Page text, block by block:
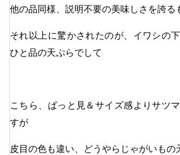
他の品同様、説明不要の美味しさを誇る
それ以上に驚かされたのが、イワシの
ひと品の天ぷらでして
こちら、ぱっと見＆サイズ感よりサツ
すが
皮目の色も違い、どうやらじゃがいもの